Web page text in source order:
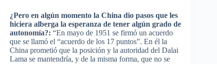
¿Pero en algún momento la China dio pasos que les
hiciera alberga la esperanza de tener algún grado de
autonomía?: “En mayo de 1951 se firmó un acuerdo
que se llamó el “acuerdo de los 17 puntos”. En él la
China prometió que la posición y la autoridad del Dalai
Lama se mantendría, y de la misma forma, que no se